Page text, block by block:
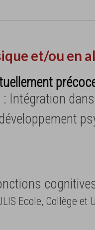
et/ou en
Intégration
Ecole, Collège et